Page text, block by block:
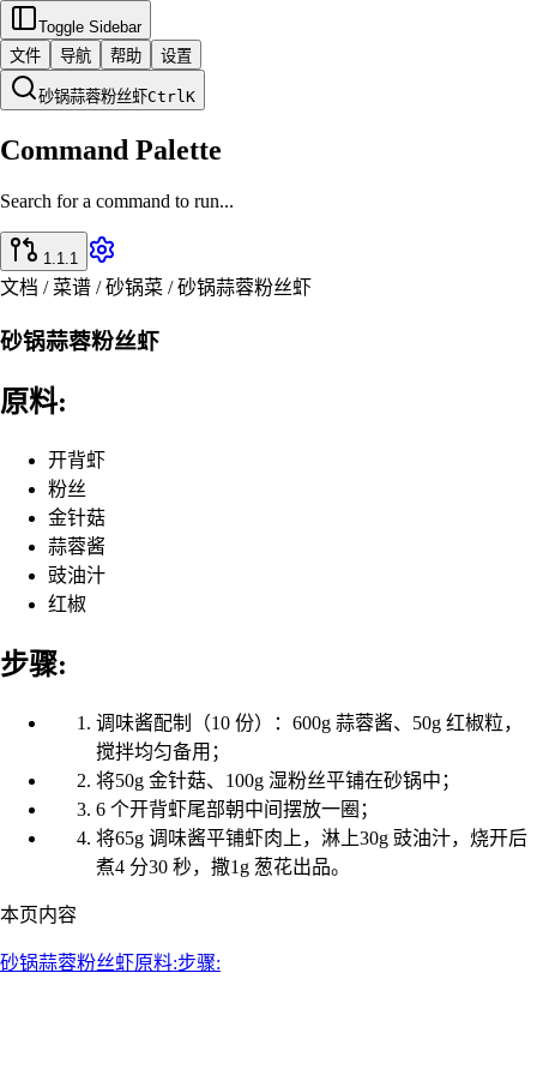
Toggle Sidebar
文件
导航 帮助 设置
砂锅蒜蓉粉丝虾CtrlK
Command Palette
Search for a command to run...
1.1.1
文档 / 菜谱 / 砂锅菜 / 砂锅蒜蓉粉丝虾
砂锅蒜蓉粉丝虾
原料:
开背虾
粉丝
金针菇
蒜蓉酱
豉油汁
红椒
步骤:
调味酱配制（10 份）：600g 蒜蓉酱、50g 红椒粒，
搅拌均匀备用；
将50g 金针菇、100g 湿粉丝平铺在砂锅中；
6 个开背虾尾部朝中间摆放一圈；
将65g 调味酱平铺虾肉上，淋上30g 豉油汁，烧开后
煮4 分30 秒，撒1g 葱花出品。
本页内容
砂锅蒜蓉粉丝虾原料:步骤: